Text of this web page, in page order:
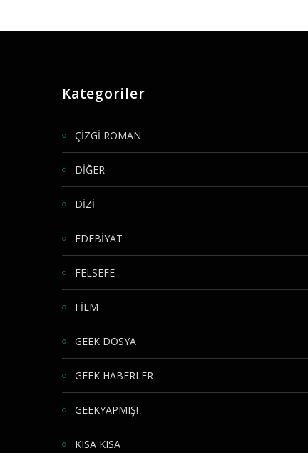
Kategoriler
ÇİZGİ ROMAN
DİĞER
DİZİ
EDEBİYAT
FELSEFE
FİLM
GEEK DOSYA
GEEK HABERLER
GEEKYAPMIŞ!
KISA KISA